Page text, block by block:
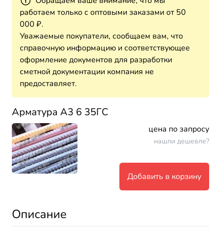
работаем только с оптовыми заказами от 50
000 ₽.
Уважаемые покупатели, сообщаем вам, что
справочную информацию и соответствующее
оформление документов для разработки
сметной документации компания не
предоставляет.
Арматура А3 6 35ГС
цена по запросу
нашли дешевле?
Добавить в корзину
Описание